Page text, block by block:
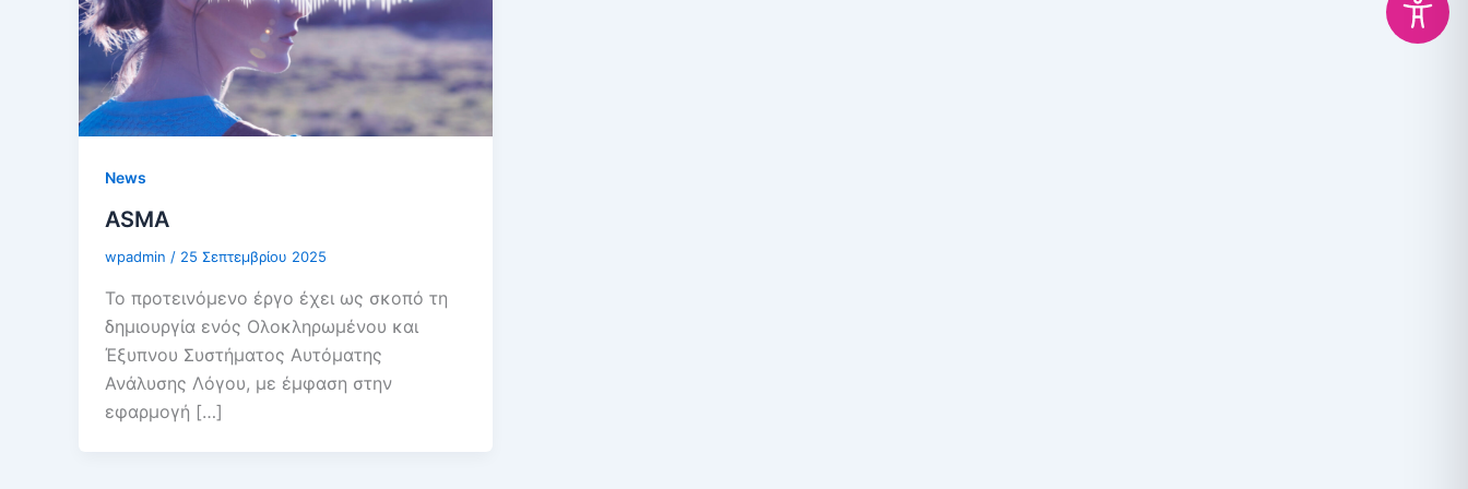
News
ASMA
wpadmin / 25 Σεπτεμβρίου 2025
Το προτεινόμενο έργο έχει ως σκοπό τη
δημιουργία ενός Ολοκληρωμένου και
Έξυπνου Συστήματος Αυτόματης
Ανάλυσης Λόγου, με έμφαση στην
εφαρμογή […]